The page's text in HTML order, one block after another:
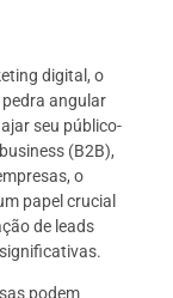
digital, o
angular
seu público-
(B2B),
o
papel crucial
de leads
podem